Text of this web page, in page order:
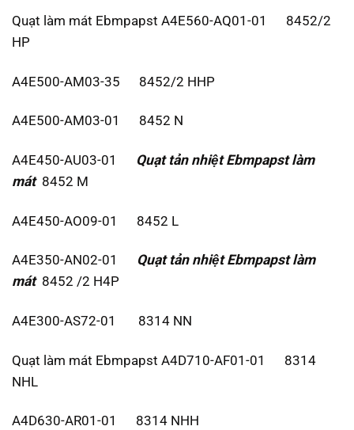
Quạt làm mát Ebmpapst A4E560-AQ01-01 8452/2
HP
A4E500-AM03-35 8452/2 HHP
A4E500-AM03-01 8452 N
A4E450-AU03-01 Quạt tản nhiệt Ebmpapstlàm
mát 8452 M
A4E450-AO09-01 8452 L
A4E350-AN02-01 Quạt tản nhiệt Ebmpapstlàm
mát 8452 /2 H4P
A4E300-AS72-01 8314 NN
Quạt làm mát Ebmpapst A4D710-AF01-01 8314
NHL
A4D630-AR01-01 8314 NHH